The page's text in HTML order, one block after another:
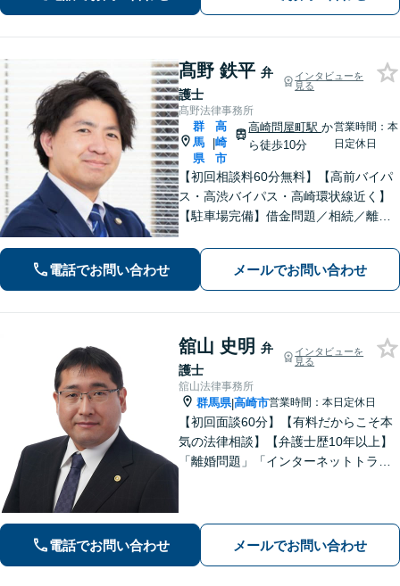
髙野 鉄平 弁
護士
インタビューを
見る
髙野法律事務所
群
馬
県
|
高
崎
市
高崎問屋町駅か
ら徒歩10分
営業時間：本
日定休日
【初回相談料60分無料】【高前バイパ
ス・高渋バイパス・高崎環状線近く】
【駐車場完備】借金問題／相続／離婚
広く対応しております。丁寧なヒアリ
ングとコミュニケーションを重ねるこ
とを大切にしております【休日・夜間
対応可】
電話でお問い合わせ メールでお問い合わせ
舘山 史明 弁
護士
インタビューを
見る
舘山法律事務所
群馬県|高崎市営業時間：本日定休日
【初回面談60分】【有料だからこそ本
気の法律相談】【弁護士歴10年以上】
「離婚問題」「インターネットトラブ
を展開します【高崎駅徒歩15分】
電話でお問い合わせ メールでお問い合わせ